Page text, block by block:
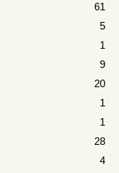
61
5
1
9
20
1
1
28
4